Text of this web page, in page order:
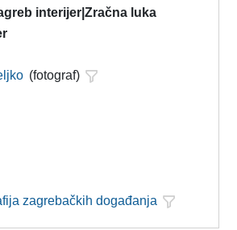
interijer|Zračna luka
(fotograf)
zagrebačkih događanja